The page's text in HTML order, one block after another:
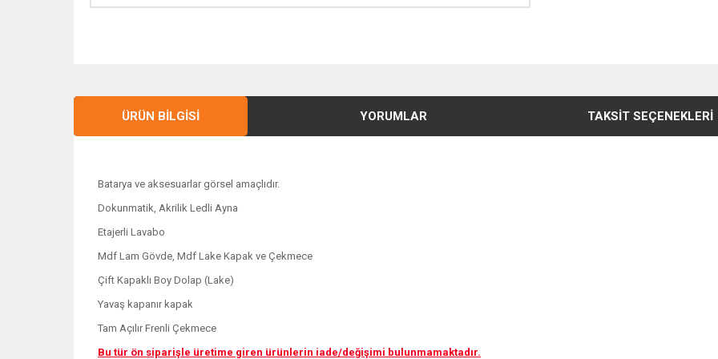
ÜRÜN BILGISI YORUMLAR TAKSIT SEÇENEKLERI
Batarya ve aksesuarlar görsel amaçlıdır.
Dokunmatik, Akrilik Ledli Ayna
Etajerli Lavabo
Mdf Lam Gövde, Mdf Lake Kapak ve Çekmece
Çift Kapaklı Boy Dolap (Lake)
Yavaş kapanır kapak
Tam Açılır Frenli Çekmece
Bu tür ön siparişle üretime giren ürünlerin iade/değişimi bulunmamaktadır.